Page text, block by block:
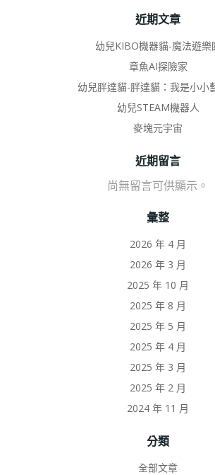
近期文章
幼兒KIBO機器貓-魔法遊樂
章魚AI探險家
幼兒胖達貓-胖達貓：我是小小
幼兒STEAM機器人
麥塊元宇宙
近期留言
尚無留言可供顯示。
彙整
2026 年 4 月
2026 年 3 月
2025 年 10 月
2025 年 8 月
2025 年 5 月
2025 年 4 月
2025 年 3 月
2025 年 2 月
2024 年 11 月
分類
全部文章